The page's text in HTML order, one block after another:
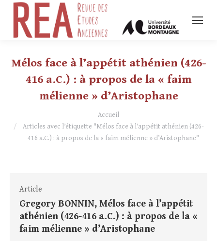
Mélos face à l’appétit athénien (426-
416 a.C.) : à propos de la « faim
mélienne » d’Aristophane
Accueil
Articles avec l’étiquette "Mélos face à l’appétit athénien (426-
416 a.C.) : à propos de la « faim mélienne » d’Aristophane"
Article
Gregory BONNIN, Mélos face à l’appétit
athénien (426-416 a.C.) : à propos de la «
faim mélienne » d’Aristophane